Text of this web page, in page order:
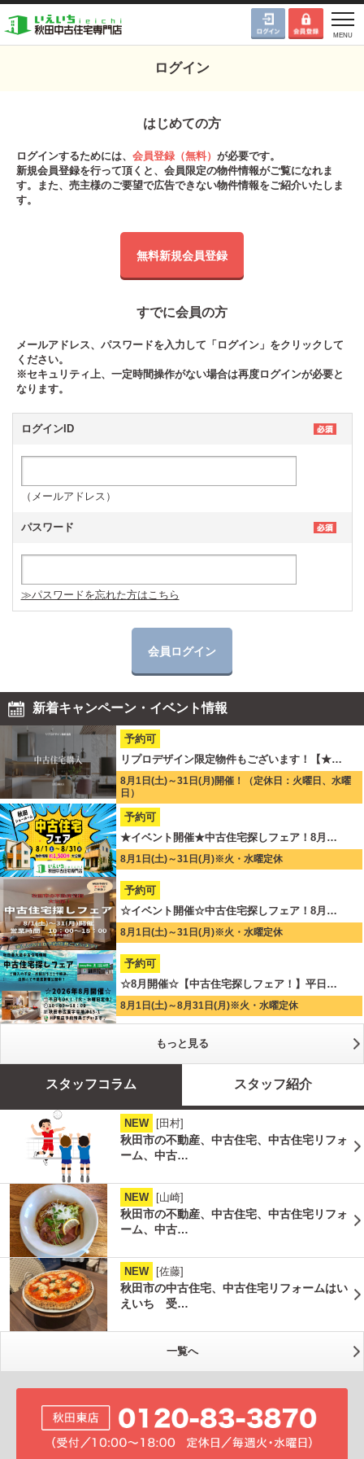
ログイン
はじめての方
ログインするためには、 会員登録（無料） が必要です。
新規会員登録を行って頂くと、会員限定の物件情報がご覧になれま
す。また、売主様のご要望で広告できない物件情報をご紹介いたしま
す。
無料新規会員登録
すでに会員の方
メールアドレス、パスワードを入力して「ログイン」をクリックして
ください。
※セキュリティ上、一定時間操作がない場合は再度ログインが必要と
なります。
ログインID
（メールアドレス）
パスワード
≫パスワードを忘れた方はこちら
新着キャンペーン・イベント情報
予約可
リプロデザイン限定物件もございます！【★…
8月1日(土)～31日(月)開催！（定休日：火曜日、水曜
日）
予約可
★イベント開催★中古住宅探しフェア！8月…
8月1日(土)～31日(月)※火・水曜定休
予約可
☆イベント開催☆中古住宅探しフェア！8月…
8月1日(土)～31日(月)※火・水曜定休
予約可
☆8月開催☆【中古住宅探しフェア！】平日…
8月1日(土)～8月31日(月)※火・水曜定休
もっと見る
スタッフコラム スタッフ紹介
NEW [田村]
秋田市の不動産、中古住宅、中古住宅リフォ
ーム、中古…
NEW [山崎]
秋田市の不動産、中古住宅、中古住宅リフォ
ーム、中古…
NEW [佐藤]
秋田市の中古住宅、中古住宅リフォームはい
えいち 受…
一覧へ